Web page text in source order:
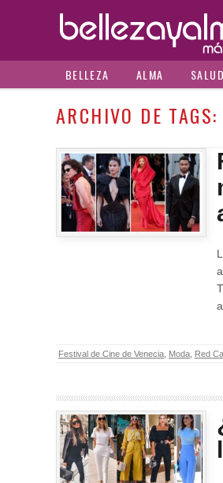
BELLEZA ALMA
ARCHIVO DE TAGS:
Festival de Cine de Venecia Moda Red